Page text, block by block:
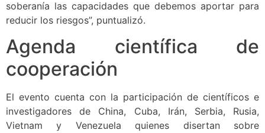
soberanía las capacidades que debemos aportar para
reducir los riesgos”, puntualizó.
Agenda científica de
cooperación
El evento cuenta con la participación de científicos e
investigadores de China, Cuba, Irán, Serbia, Rusia,
Vietnam y Venezuela quienes disertan sobre